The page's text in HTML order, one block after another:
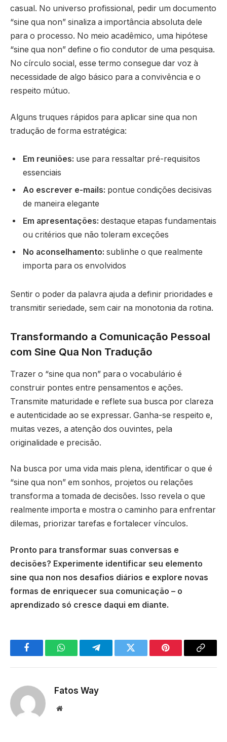
casual. No universo profissional, pedir um documento
“sine qua non” sinaliza a importância absoluta dele
para o processo. No meio acadêmico, uma hipótese
“sine qua non” define o fio condutor de uma pesquisa.
No círculo social, esse termo consegue dar voz à
necessidade de algo básico para a convivência e o
respeito mútuo.
Alguns truques rápidos para aplicar sine qua non
tradução de forma estratégica:
Em reuniões: use para ressaltar pré-requisitos
essenciais
Ao escrever e-mails: pontue condições decisivas
de maneira elegante
Em apresentações: destaque etapas fundamentais
ou critérios que não toleram exceções
No aconselhamento: sublinhe o que realmente
importa para os envolvidos
Sentir o poder da palavra ajuda a definir prioridades e
transmitir seriedade, sem cair na monotonia da rotina.
Transformando a Comunicação Pessoal
com Sine Qua Non Tradução
Trazer o “sine qua non” para o vocabulário é
construir pontes entre pensamentos e ações.
Transmite maturidade e reflete sua busca por clareza
e autenticidade ao se expressar. Ganha-se respeito e,
muitas vezes, a atenção dos ouvintes, pela
originalidade e precisão.
Na busca por uma vida mais plena, identificar o que é
“sine qua non” em sonhos, projetos ou relações
transforma a tomada de decisões. Isso revela o que
realmente importa e mostra o caminho para enfrentar
dilemas, priorizar tarefas e fortalecer vínculos.
Pronto para transformar suas conversas e
decisões? Experimente identificar seu elemento
sine qua non nos desafios diários e explore novas
formas de enriquecer sua comunicação – o
aprendizado só cresce daqui em diante.
FacebookWhatsAppTelegramTwitter Pinterest Copy
Fatos Way
Website